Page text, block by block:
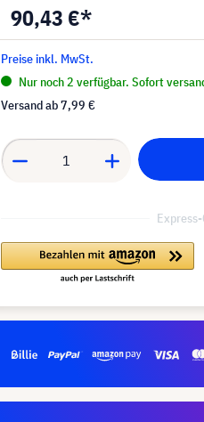
90,43 €*
Preise inkl. MwSt.
Nur noch 2 verfügbar. Sofort
Versand ab7,99 €